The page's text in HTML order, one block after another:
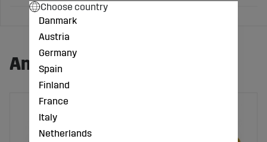
Andra köpte även:
Choose country
Danmark
Austria
Germany
Spain
Finland
France
Italy
Netherlands